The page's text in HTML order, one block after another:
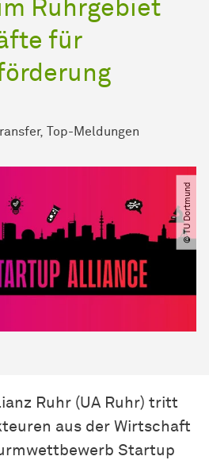
Ruhrgebiet
für
Top-Meldungen
© TU Dortmund
Ruhr (UA Ruhr) tritt
aus der Wirtschaft
Startup